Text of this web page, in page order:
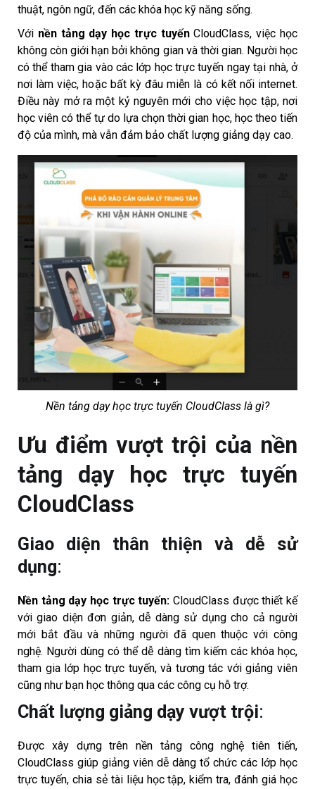
thuật, ngôn ngữ, đến các khóa học kỹ năng sống.
Với nền tảng dạy học trực tuyếnCloudClass, việc học
không còn giới hạn bởi không gian và thời gian. Người học
có thể tham gia vào các lớp học trực tuyến ngay tại nhà, ở
nơi làm việc, hoặc bất kỳ đâu miễn là có kết nối internet.
Điều này mở ra một kỷ nguyên mới cho việc học tập, nơi
học viên có thể tự do lựa chọn thời gian học, học theo tiến
độ của mình, mà vẫn đảm bảo chất lượng giảng dạy cao.
Nền tảng dạy học trực tuyến CloudClass là gì?
Ưu điểm vượt trội của nền
tảng dạy học trực tuyến
CloudClass
Giao diện thân thiện và dễ sử
dụng:
Nền tảng dạy học trực tuyến: CloudClass được thiết kế
với giao diện đơn giản, dễ dàng sử dụng cho cả người
mới bắt đầu và những người đã quen thuộc với công
nghệ. Người dùng có thể dễ dàng tìm kiếm các khóa học,
tham gia lớp học trực tuyến, và tương tác với giảng viên
cũng như bạn học thông qua các công cụ hỗ trợ.
Chất lượng giảng dạy vượt trội:
Được xây dựng trên nền tảng công nghệ tiên tiến,
CloudClass giúp giảng viên dễ dàng tổ chức các lớp học
trực tuyến, chia sẻ tài liệu học tập, kiểm tra, đánh giá học